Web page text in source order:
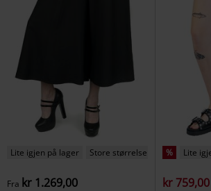
Lite igjen på lager Store størrelser
Fra kr 1.269,00
% Lite
kr 759,00